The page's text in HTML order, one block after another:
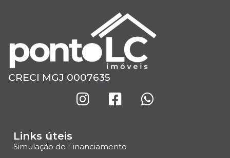
CRECI MGJ 0007635
Links úteis
Simulação de Financiamento